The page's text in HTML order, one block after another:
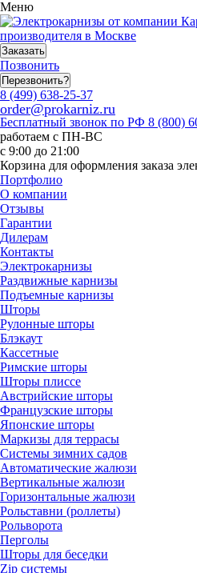
Меню
производителя в Москве
Заказать
Позвонить
Перезвонить?
8 (499) 638-25-37
order@prokarniz.ru
Бесплатный звонок по РФ 8 (800)
работаем с ПН-ВС
с 9:00 до 21:00
Корзина для оформления заказа
Портфолио
О компании
Отзывы
Гарантии
Дилерам
Контакты
Электрокарнизы
Раздвижные карнизы
Подъемные карнизы
Шторы
Рулонные шторы
Блэкаут
Кассетные
Римские шторы
Шторы плиссе
Австрийские шторы
Французские шторы
Японские шторы
Маркизы для террасы
Системы зимних садов
Автоматические жалюзи
Вертикальные жалюзи
Горизонтальные жалюзи
Рольставни (роллеты)
Рольворота
Перголы
Шторы для беседки
Zip системы